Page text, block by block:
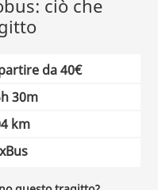
ciò che
da 40€
30m
km